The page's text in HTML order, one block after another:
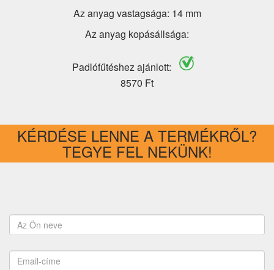
Az anyag vastagsága: 14 mm
Az anyag kopásállsága:
Padlófűtéshez ajánlott:
8570 Ft
KÉRDÉSE LENNE A TERMÉKRŐL?
TEGYE FEL NEKÜNK!